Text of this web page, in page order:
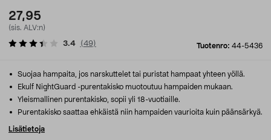
27,95
(sis. ALV:n)
Tuotenro: 44-5436
3.4 (49)
Suojaa hampaita, jos narskuttelet tai puristat hampaat yhteen yöllä.
Ekulf NightGuard -purentakisko muotoutuu hampaiden mukaan.
Yleismallinen purentakisko, sopii yli 18-vuotiaille.
Purentakisko saattaa ehkäistä niin hampaiden vaurioita kuin päänsärkyä.
Lisätietoja